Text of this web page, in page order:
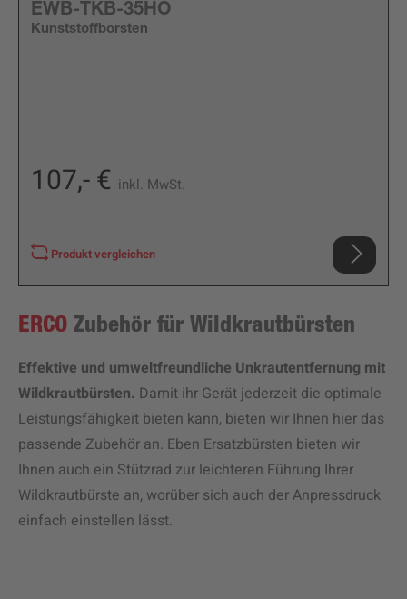
EWB-TKB-35HO
Kunststoffborsten
107,- € inkl. MwSt.
Produkt vergleichen
ERCO Zubehör für Wildkrautbürsten
Effektive und umweltfreundliche Unkrautentfernung mit
Wildkrautbürsten. Damit ihr Gerät jederzeit die optimale
Leistungsfähigkeit bieten kann, bieten wir Ihnen hier das
passende Zubehör an. Eben Ersatzbürsten bieten wir
Ihnen auch ein Stützrad zur leichteren Führung Ihrer
Wildkrautbürste an, worüber sich auch der Anpressdruck
einfach einstellen lässt.